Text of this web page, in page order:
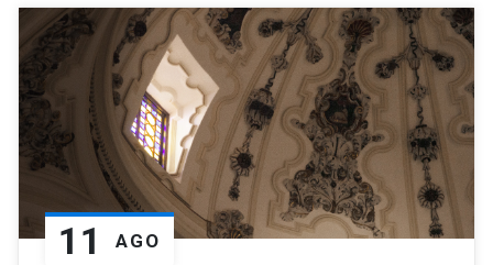
11 AGO